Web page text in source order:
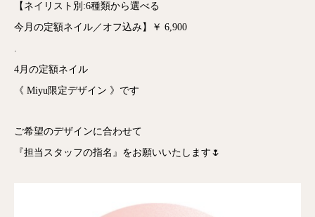
【ネイリスト別:6種類から選べる
今月の定額ネイル／オフ込み】￥ 6,900
.
4月の定額ネイル
《 Miyu限定デザイン 》です
ご希望のデザインに合わせて
『担当スタッフの指名』をお願いいたします🌷